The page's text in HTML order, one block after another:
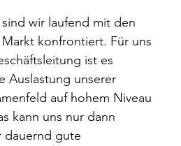
wir laufend mit den
konfrontiert. Für uns
ist es
Auslastung unserer
auf hohem Niveau
kann uns nur dann
dauernd gute